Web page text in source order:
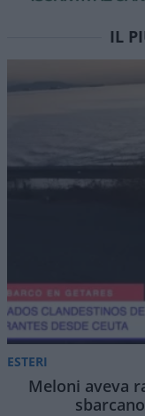
IL
ESTERI
Meloni aveva